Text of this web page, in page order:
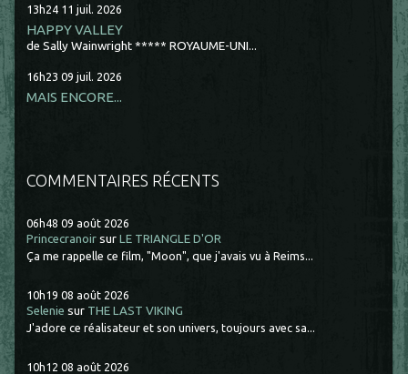
13h24 11 juil. 2026
HAPPY VALLEY
de Sally Wainwright ***** ROYAUME-UNI...
16h23 09 juil. 2026
MAIS ENCORE...
COMMENTAIRES RÉCENTS
06h48 09 août 2026
Princecranoir surLE TRIANGLE D'OR
Ça me rappelle ce film, "Moon", que j'avais vu à Reims...
10h19 08 août 2026
Selenie sur THE LAST VIKING
J'adore ce réalisateur et son univers, toujours avec sa...
10h12 08 août 2026